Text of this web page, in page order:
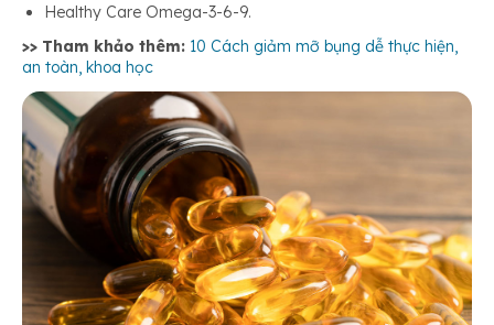
Healthy Care Omega-3-6-9.
>> Tham khảo thêm: 10 Cách giảm mỡ bụng dễ thực hiện,
an toàn, khoa học